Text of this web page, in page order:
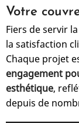
Votre
Fiers de servir
la satisfaction
Chaque projet
engagement
esthétique,
depuis de